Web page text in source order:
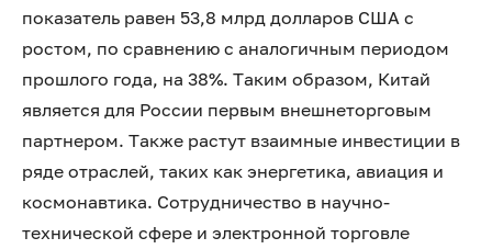
показатель равен 53,8 млрд долларов США с
ростом, по сравнению с аналогичным периодом
прошлого года, на 38%. Таким образом, Китай
является для России первым внешнеторговым
партнером. Также растут взаимные инвестиции в
ряде отраслей, таких как энергетика, авиация и
космонавтика. Сотрудничество в научно-
технической сфере и электронной торговле